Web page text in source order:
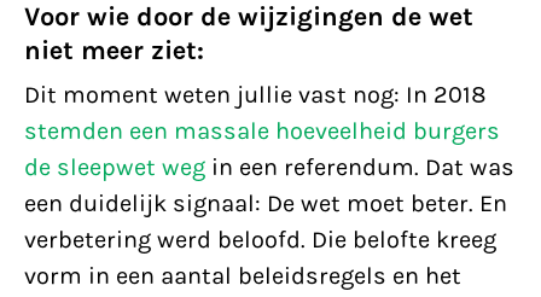
Voor wie door de wijzigingen de wet
niet meer ziet:
Dit moment weten jullie vast nog: In 2018
stemden een massale hoeveelheid burgers
de sleepwet weg in een referendum. Dat was
een duidelijk signaal: De wet moet beter. En
verbetering werd beloofd. Die belofte kreeg
vorm in een aantal beleidsregels en het